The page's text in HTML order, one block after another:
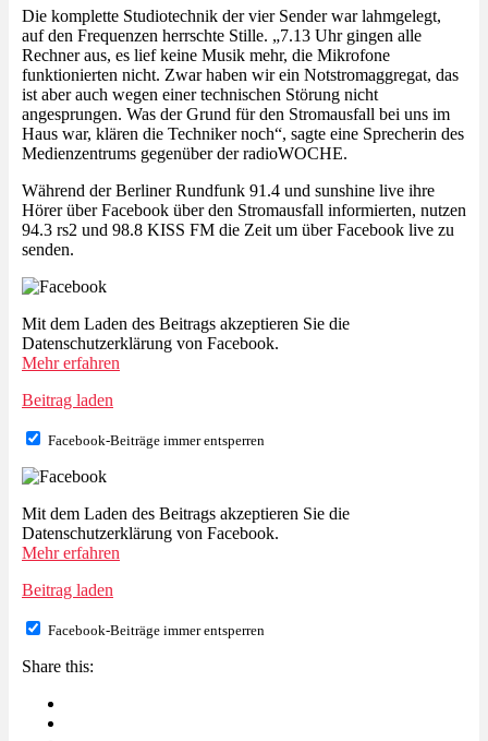
Die komplette Studiotechnik der vier Sender war lahmgelegt,
auf den Frequenzen herrschte Stille. „7.13 Uhr gingen alle
Rechner aus, es lief keine Musik mehr, die Mikrofone
funktionierten nicht. Zwar haben wir ein Notstromaggregat, das
ist aber auch wegen einer technischen Störung nicht
angesprungen. Was der Grund für den Stromausfall bei uns im
Haus war, klären die Techniker noch“, sagte eine Sprecherin des
Medienzentrums gegenüber der radioWOCHE.
Während der Berliner Rundfunk 91.4 und sunshine live ihre
Hörer über Facebook über den Stromausfall informierten, nutzen
94.3 rs2 und 98.8 KISS FM die Zeit um über Facebook live zu
senden.
Mit dem Laden des Beitrags akzeptieren Sie die
Datenschutzerklärung von Facebook.
Mehr erfahren
Beitrag laden
Facebook-Beiträge immer entsperren
Mit dem Laden des Beitrags akzeptieren Sie die
Datenschutzerklärung von Facebook.
Mehr erfahren
Beitrag laden
Facebook-Beiträge immer entsperren
Share this: